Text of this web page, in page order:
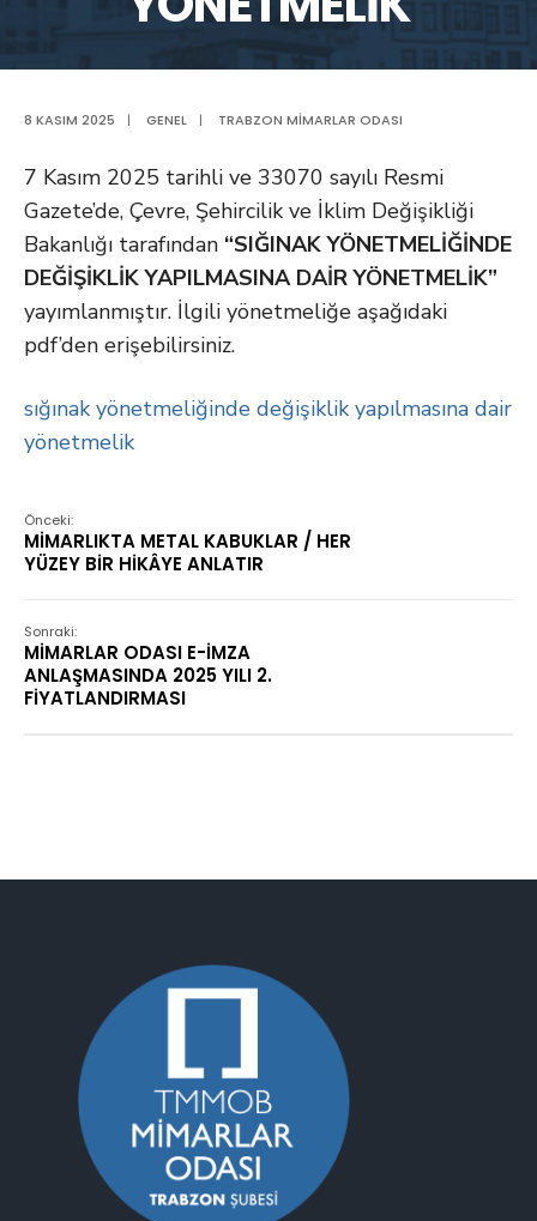
8 KASIM 2025 | GENEL | TRABZON MIMARLAR ODASI
7 Kasım 2025 tarihli ve 33070 sayılı Resmi
Gazete’de, Çevre, Şehircilik ve İklim Değişikliği
Bakanlığı tarafından “SIĞINAK YÖNETMELİĞİNDE
DEĞİŞİKLİK YAPILMASINA DAİR YÖNETMELİK”
yayımlanmıştır. İlgili yönetmeliğe aşağıdaki
pdf’den erişebilirsiniz.
sığınak yönetmeliğinde değişiklik yapılmasına dair
yönetmelik
Önceki:
MİMARLIKTA METAL KABUKLAR / HER
YÜZEY BİR HİKÂYE ANLATIR
Sonraki:
MİMARLAR ODASI E-İMZA
ANLAŞMASINDA 2025 YILI 2.
FİYATLANDIRMASI